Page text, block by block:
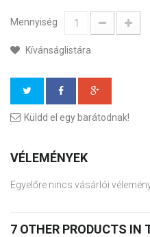
Mennyiség
Kívánságlistára
Küldd el egy barátodnak!
VÉLEMÉNYEK
Egyelőre nincs vásárlói
7 OTHER PRODUCTS IN